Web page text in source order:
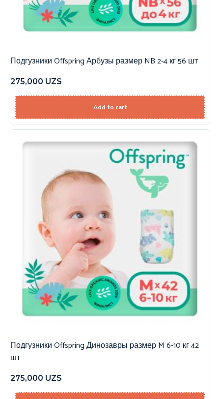
Подгузники Offspring Арбузы размер NB 2-4 кг 56 шт
275,000 UZS
Add to cart
Подгузники Offspring Динозавры размер M 6-10 кг 42
шт
275,000 UZS